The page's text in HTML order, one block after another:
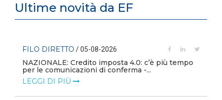
Ultime novità da EF
FILO DIRETTO / 05-08-2026
NAZIONALE: Credito imposta 4.0: c’è più tempo
per le comunicazioni di conferma -...
LEGGI DI PIÙ